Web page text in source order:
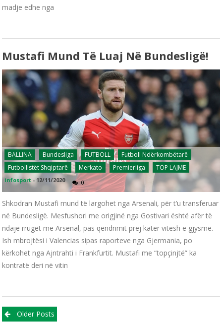
madje edhe nga
Mustafi Mund Të Luaj Në Bundesligë!
BALLINA Bundesliga FUTBOLL
Futboll Ndërkombëtarë
Futbollistët Shqiptarë
Merkato Premierliga TOP LAJME
infosport -12/11/2020 0
Shkodran Mustafi mund të largohet nga Arsenali, për t’u transferuar
në Bundesligë. Mesfushori me origjinë nga Gostivari është afër të
ndajë rrugët me Arsenal, pas qëndrimit prej katër vitesh e gjysmë.
Ish mbrojtësi i Valencias sipas raporteve nga Gjermania, po
kërkohet nga Ajntrahti i Frankfurtit. Mustafi me “topçinjtë” ka
kontratë deri në vitin
Posts navigation
Older Posts